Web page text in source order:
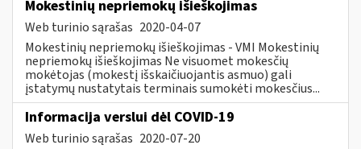
Mokestinių nepriemokų išieškojimas
Web turinio sąrašas 2020-04-07
Mokestinių nepriemokų išieškojimas - VMI Mokestinių
nepriemokų išieškojimas Ne visuomet mokesčių
mokėtojas (mokestį išskaičiuojantis asmuo) gali
įstatymų nustatytais terminais sumokėti mokesčius...
Informacija verslui dėl COVID-19
Web turinio sąrašas 2020-07-20